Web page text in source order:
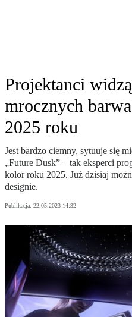
Projektanci
mrocznych
2025 roku
Jest bardzo ciemny, sytuuje się
„Future Dusk” – tak eksperci
kolor roku 2025. Już dzisiaj
designie.
Publikacja: 22.05.2023 14:32